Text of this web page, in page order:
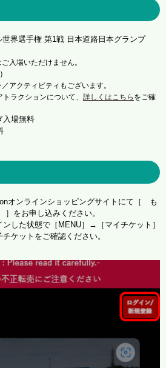
世界選手権 第1戦 日本道路日本グランプ
入場いただけません。
アクティビティもございます。
ラクションについて、 詳しくはこちら をご確
入場無料
オンラインショッピングサイトにて［ も
をお申し込みください。
した状態で［MENU］→［マイチケット］
ケットをご確認ください。